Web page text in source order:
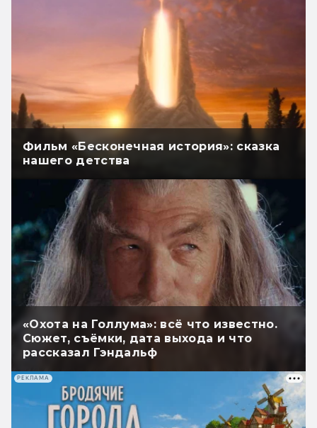
Фильм «Бесконечная история»: сказка
нашего детства
«Охота на Голлума»: всё что известно.
Сюжет, съёмки, дата выхода и что
рассказал Гэндальф
РЕКЛАМА